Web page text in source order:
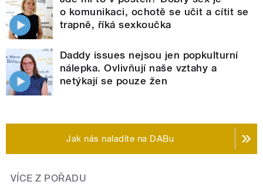
o komunikaci, ochotě se učit a cítit se
trapně, říká sexkoučka
Daddy issues nejsou jen popkulturní
nálepka. Ovlivňují naše vztahy a
netýkají se pouze žen
Jak nás naladíte na DABu
VÍCE Z POŘADU